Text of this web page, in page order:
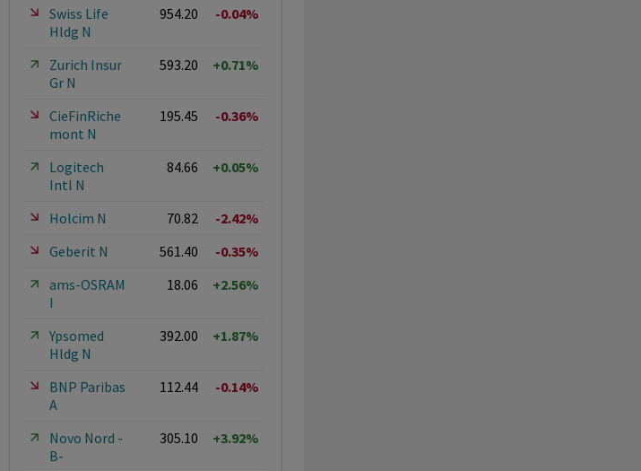
Swiss Life
Hldg N
954.20 -0.04%
Zurich Insur
Gr N
593.20 +0.71%
CieFinRiche
mont N
195.45 -0.36%
Logitech
Intl N
84.66 +0.05%
Holcim N 70.82
-2.42%
Geberit N
561.40
-0.35%
ams-OSRAM
I
18.06 +2.56%
Ypsomed
Hldg N
392.00 +1.87%
BNP Paribas
A
112.44 -0.14%
Novo Nord -
B-
305.10 +3.92%